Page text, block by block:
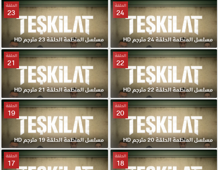
الحلقة
24
مسلسل المنظمة الحلقة 24 مترجم HD
الحلقة
23
مسلسل المنظمة الحلقة 23 مترجم HD
الحلقة
22
مسلسل المنظمة الحلقة 22 مترجم HD
الحلقة
21
مسلسل المنظمة الحلقة 21 مترجم HD
الحلقة
20
مسلسل المنظمة الحلقة 20 مترجم HD
الحلقة
19
مسلسل المنظمة الحلقة 19 مترجم HD
الحلقة
18
الحلقة
17